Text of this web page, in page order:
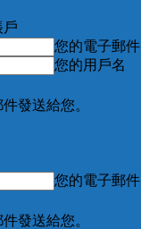
戶
您的電子郵件
您的用戶名
發送給您。
您的電子郵件
發送給您。